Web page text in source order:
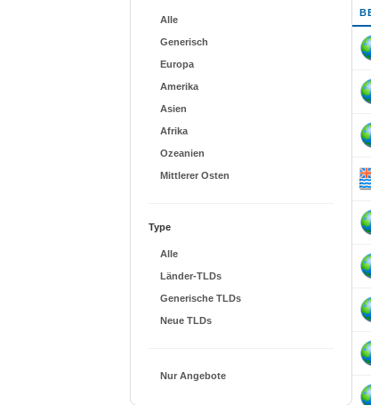
Alle
Generisch
Europa
Amerika
Asien
Afrika
Ozeanien
Mittlerer Osten
Type
Alle
Länder-TLDs
Generische TLDs
Neue TLDs
Nur Angebote